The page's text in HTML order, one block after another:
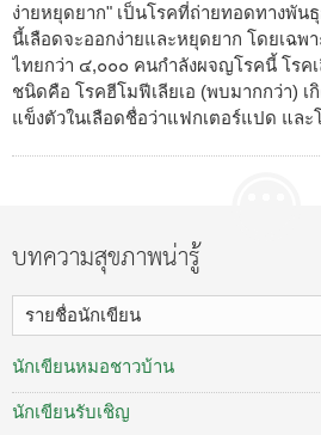
ง่ายหยุดยาก" เป็นโรคที่ถ่ายทอดทางพัน
นี้เลือดจะออกง่ายและหยุดยาก โดยเฉพ
ไทยกว่า ๔,๐๐๐ คนกำลังผจญโรคนี้ โรค
ชนิดคือ โรคฮีโมฟีเลียเอ (พบมากกว่า) เ
แข็งตัวในเลือดชื่อว่าแฟกเตอร์แปด และ
บทความสุขภาพน่ารู้
รายชื่อนักเขียน
นักเขียนหมอชาวบ้าน
นักเขียนรับเชิญ